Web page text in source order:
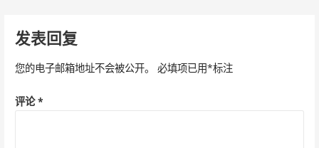
导
航
发表回复
您的电子邮箱地址不会被公开。 必填项已用*标注
评论*